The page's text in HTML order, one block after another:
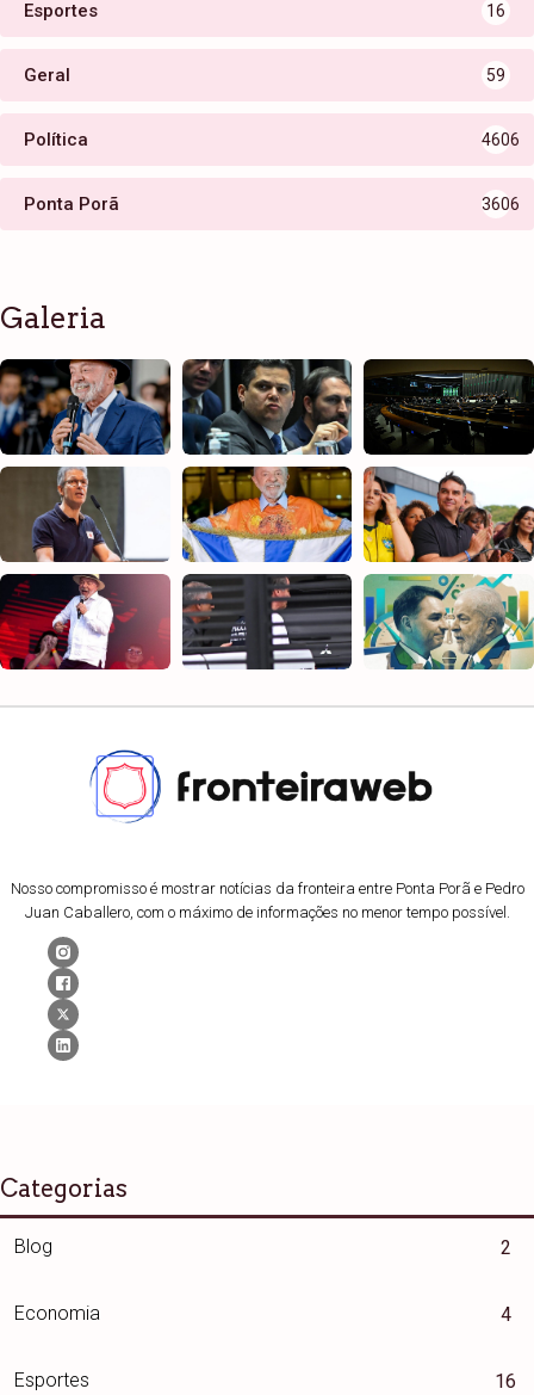
Esportes 16
Geral 59
Política 4606
Ponta Porã 3606
Galeria
Nosso compromisso é mostrar notícias da fronteira entre Ponta Porã e Pedro
Juan Caballero, com o máximo de informações no menor tempo possível.
Categorias
Blog 2
Economia 4
Esportes 16